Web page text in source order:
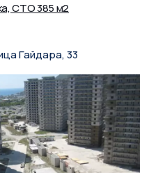
СТО 385 м2
Гайдара, 33